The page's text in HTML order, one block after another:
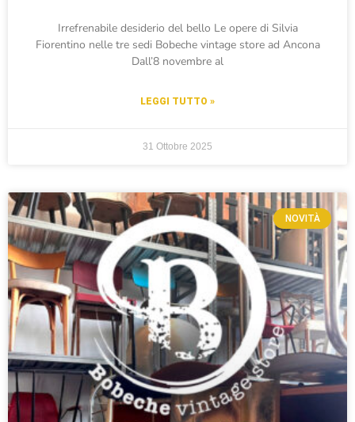
Irrefrenabile desiderio del bello Le opere di Silvia
Fiorentino nelle tre sedi Bobeche vintage store ad Ancona
Dall’8 novembre al
LEGGI TUTTO »
31 Ottobre 2025
NOVITÀ